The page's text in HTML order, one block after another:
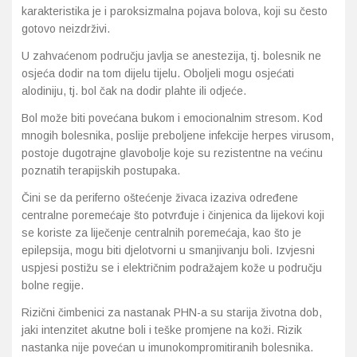
karakteristika je i paroksizmalna pojava bolova, koji su često
gotovo neizdrživi.
U zahvaćenom području javlja se anestezija, tj. bolesnik ne
osjeća dodir na tom dijelu tijelu. Oboljeli mogu osjećati
alodiniju, tj. bol čak na dodir plahte ili odjeće.
Bol može biti povećana bukom i emocionalnim stresom. Kod
mnogih bolesnika, poslije preboljene infekcije herpes virusom,
postoje dugotrajne glavobolje koje su rezistentne na većinu
poznatih terapijskih postupaka.
Čini se da periferno oštećenje živaca izaziva određene
centralne poremećaje što potvrđuje i činjenica da lijekovi koji
se koriste za liječenje centralnih poremećaja, kao što je
epilepsija, mogu biti djelotvorni u smanjivanju boli. Izvjesni
uspjesi postižu se i električnim podražajem kože u području
bolne regije.
Rizični čimbenici za nastanak PHN-a su starija životna dob,
jaki intenzitet akutne boli i teške promjene na koži. Rizik
nastanka nije povećan u imunokompromitiranih bolesnika.